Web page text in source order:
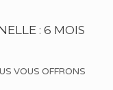
: 6 MOIS
VOUS OFFRONS